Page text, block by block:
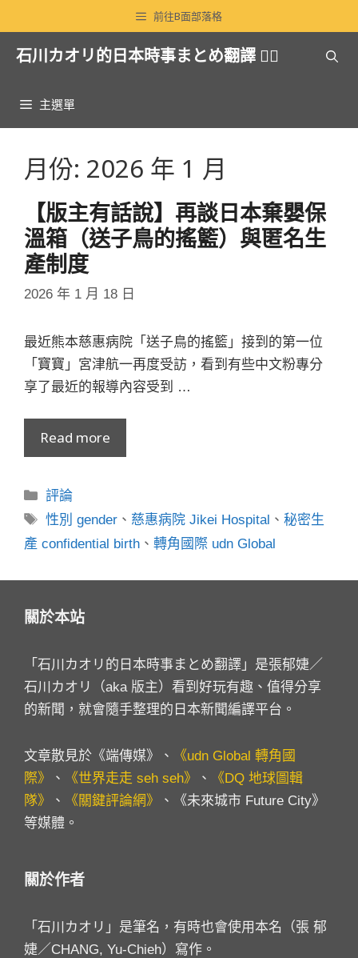
至
前往B面部落格
石川カオリ的日本時事まとめ翻譯 🏳️‍🌈
主選單
月份: 2026 年 1 月
【版主有話說】再談日本棄嬰保
溫箱（送子鳥的搖籃）與匿名生
產制度
2026 年 1 月 18 日
最近熊本慈惠病院「送子鳥的搖籃」接到的第一位
「寶寶」宮津航一再度受訪，看到有些中文粉專分
享了最近的報導內容受到 …
Read more
分
類
評論
標
籤
性別 gender 、 慈惠病院 Jikei Hospital 、秘密生
產 confidential birth 、 轉角國際 udn Global
關於本站
「石川カオリ的日本時事まとめ翻譯」是張郁婕／
石川カオリ（aka 版主）看到好玩有趣、值得分享
的新聞，就會隨手整理的日本新聞編譯平台。
文章散見於《端傳媒》、
《udn Global 轉角國
際》
、 《世界走走 seh seh》 、
《DQ 地球圖輯
隊》
、 《關鍵評論網》
、《未來城市 Future City》
等媒體。
關於作者
「石川カオリ」是筆名，有時也會使用本名（張 郁
婕／CHANG, Yu-Chieh）寫作。